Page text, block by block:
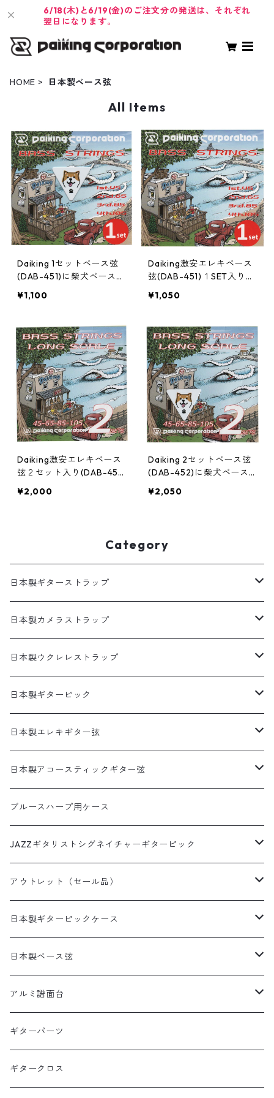
6/18(木)と6/19(金)のご注文分の発送は、それぞれ
翌日になります。
HOME 日本製ベース弦
All Items
Daiking 1セットベース弦
(DAB-451)に柴犬ベースピ
ット。ネコポスでお客様宅
宅の必要はありません。
¥1,100
Daiking激安エレキベース
弦(DAB-451)１SET入りロ
イトゲージ。ネコポスでお
ので在宅の必要はありませ
ん、日本全国同じ価格でお
届けいたします。
¥1,050
Daiking激安エレキベース
弦２セット入り(DAB-45
スでお客様宅ポストへのお
¥2,000
Daiking 2セットベース弦
(DAB-452)に柴犬ベース
セット。(ベース弦が2セッ
りません。
¥2,050
Category
日本製ギターストラップ
SELECTシリーズ(織物生地)
プリント生地ギターストラップ
犬柄
猫柄
帆布ギターストラップ
無地ギターストラップ
アコギ接続用ヘッドストラップ
牛本革ギターストラップ
西陣織りシリーズ
ラインストーンシリーズ
日本製カメラストラップ
生地製カメラストラップ
猫柄カメラストラップ
花柄カメラストラップ
牛本革製カメラストラップ
日本製ウクレレストラップ
リボンレイウクレレストラップ（サウンドホール引っ掛けタ
イプ）
両側エンドピン用ウクレレストラップ
本革ウクレレストラップ
革フックウクレレストラップ（サウンドホール引っ掛けタイ
プ）
日本製ギターピック
食べ物ピック
寿司ピック
天むすピック
抹茶ピック
サムピック＆フィンガーピック
サムピック
フィンガーピック
アニマルピック
犬柄ピック
猫柄ピック
ミュージシャンピック
田辺充邦シグネイチャーピック
岡安芳明シグネイチャーピック
日本製エレキギター弦
1セット弦
DES-009(09-42)
DES-009(09-42)ピック付き
3セットパック弦
DES-309(09-42×3SET)
DES-309(09-42×3SETピック付き)
日本製アコースティックギター弦
3SETパック
ブルースハープ用ケース
JAZZギタリストシグネイチャーギターピック
田辺充邦モデル
1.2mm×10枚パック
1.5mm×10枚パック
布川俊樹モデル
岡安芳明モデル
0.8mm×10枚パック
1.0mm×10枚パック
矢堀孝一モデル
Alan Kwanモデル
WT(ポリアセタール)1.5mm
アウトレット（セール品）
ギターストラップ
ギターペグ
日本製ギターピックケース
日本製缶ピックケース
犬缶ケース
猫缶ケース
日本製本革ピックケース
本革ピックケース黒
本革ピックケース茶
日本製本革ピックケース動物柄
日本製ベース弦
1SET入りベース弦
1SET入りベース弦
1SET入りベース弦ピックあり
2SET入りベース弦
2SET入りベース弦
アルミ譜面台
DMS-5000 BLACK
DMS-4000 SILVER
ギターパーツ
ギタークロス